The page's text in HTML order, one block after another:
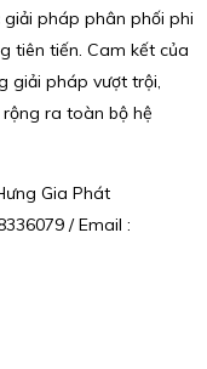
pháp phân phối phi
tiên tiến. Cam kết của
giải pháp vượt trội,
ra toàn bộ hệ
Gia Phát
/ Email :